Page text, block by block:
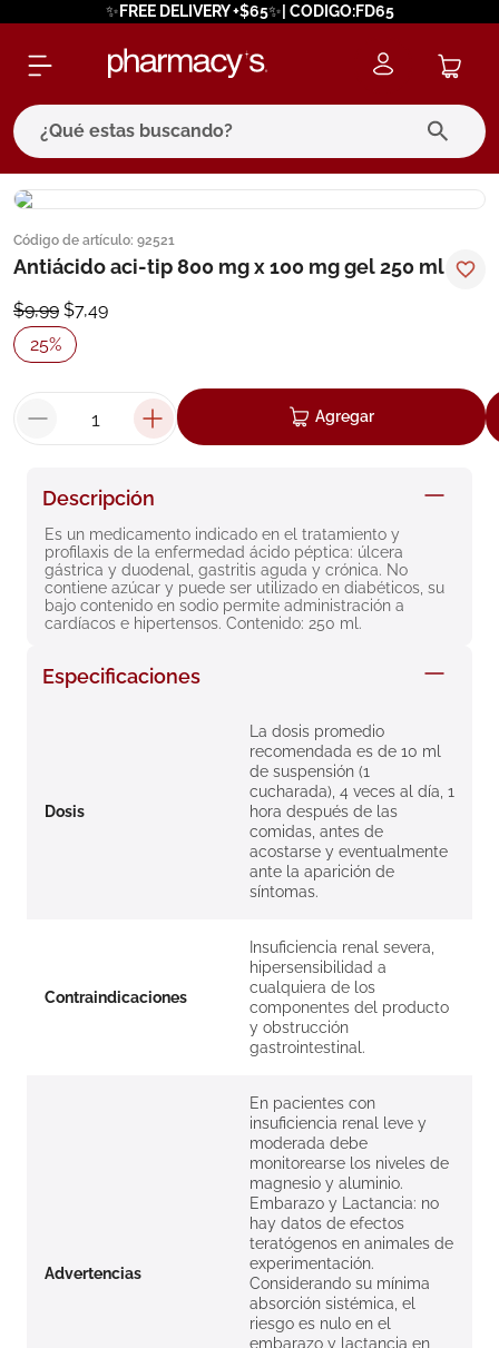
✨FREE DELIVERY +$65✨| CODIGO:FD65
¿Qué estas buscando?
Código de artículo: 92521
Antiácido aci-tip 800 mg x 100 mg gel 250 ml
$9,99 $7,49
25%
Agregar
Descripción
Es un medicamento indicado en el tratamiento y
profilaxis de la enfermedad ácido péptica: úlcera
gástrica y duodenal, gastritis aguda y crónica. No
contiene azúcar y puede ser utilizado en diabéticos, su
bajo contenido en sodio permite administración a
cardíacos e hipertensos. Contenido: 250 ml.
Especificaciones
Dosis
La dosis promedio
recomendada es de 10 ml
de suspensión (1
cucharada), 4 veces al día, 1
hora después de las
comidas, antes de
acostarse y eventualmente
ante la aparición de
síntomas.
Contraindicaciones
Insuficiencia renal severa,
hipersensibilidad a
cualquiera de los
componentes del producto
y obstrucción
gastrointestinal.
Advertencias
En pacientes con
insuficiencia renal leve y
moderada debe
monitorearse los niveles de
magnesio y aluminio.
Embarazo y Lactancia: no
hay datos de efectos
teratógenos en animales de
experimentación.
Considerando su mínima
absorción sistémica, el
riesgo es nulo en el
embarazo y lactancia en
términos más buscados
1. eucerin
3. bioderma
4.
6. degraler
9. nivea
10.pañales